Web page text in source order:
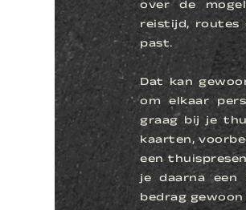
over de
reistijd, routes
past.
Dat kan
om elkaar
graag bij je
kaarten,
een
je daarna
bedrag